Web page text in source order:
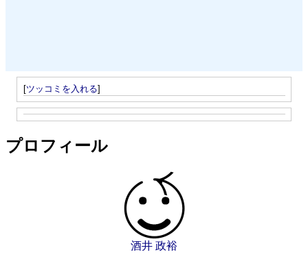
[ツッコミを入れる]
プロフィール
酒井 政裕